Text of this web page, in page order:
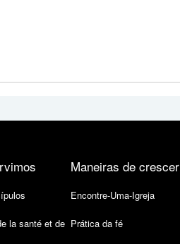
la santé et de
Maneiras de crescer
Encontre-Uma-Igreja
Prática da fé